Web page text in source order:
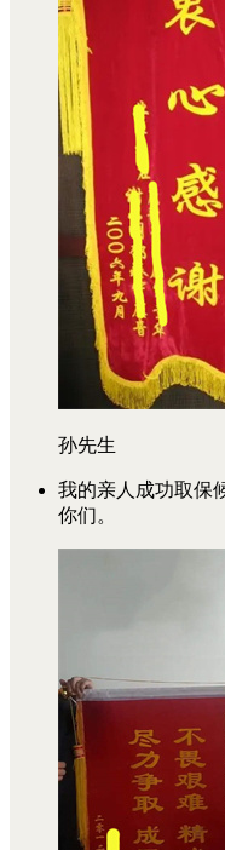
孙先生
我的亲人成功取保
你们。